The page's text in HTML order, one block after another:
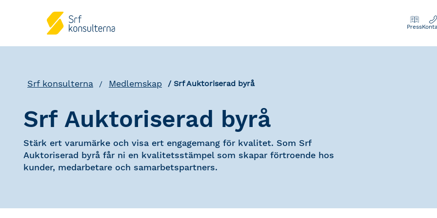
Press
Srf konsulterna Medlemskap Srf Auktoriserad byrå
Srf Auktoriserad byrå
Stärk ert varumärke och visa ert engagemang för kvalitet. Som Srf
Auktoriserad byrå får ni en kvalitetsstämpel som skapar förtroende hos
kunder, medarbetare och samarbetspartners.